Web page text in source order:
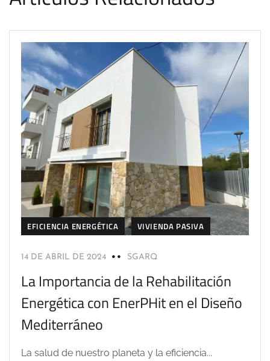
EFICIENCIA ENERGÉTICA VIVIENDA PASIVA
14 DE ABRIL DE 2024 SGARQ
La Importancia de la Rehabilitación
Energética con EnerPHit en el Diseño
Mediterráneo
La salud de nuestro planeta y la eficiencia...